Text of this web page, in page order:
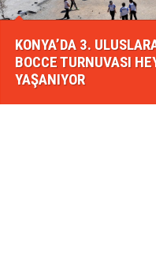
KONYA’DA 3.
BOCCE TURNUVASI
YAŞANIYOR